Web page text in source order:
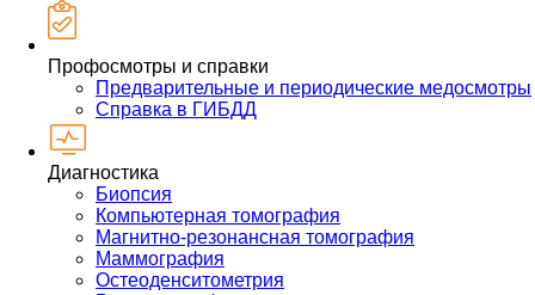
Профосмотры и справки
Предварительные и периодические медосмотры
Справка в ГИБДД
Диагностика
Биопсия
Компьютерная томография
Магнитно-резонансная томография
Маммография
Остеоденситометрия